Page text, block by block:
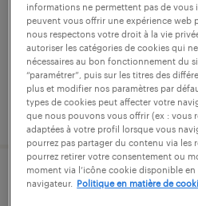
toulon, var
intérim
13,00 € par heure
publié le 24 juillet 2026
manutentionnaire (f/h)
informations ne permettent pas de vous
peuvent vous offrir une expérience web
nous respectons votre droit à la vie
autoriser les catégories de cookies qui
nécessaires au bon fonctionnement du
“paramétrer”, puis sur les titres des
plus et modifier nos paramètres par
types de cookies peut affecter votre
que nous pouvons vous offrir (ex : vous
adaptées à votre profil lorsque vous
pourrez pas partager du contenu via les
pourrez retirer votre consentement ou
moment via l’icône cookie disponible
navigateur.
Politique en matière de